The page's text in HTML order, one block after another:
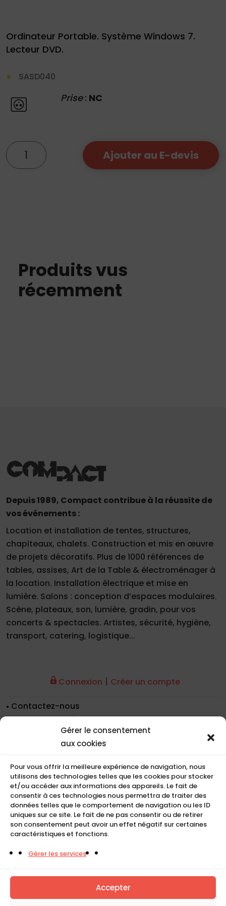
Gérer le consentement
aux cookies
Pour vous offrir la meilleure expérience de navigation, nous
utilisons des technologies telles que les cookies pour stocker
et/ou accéder aux informations des appareils. Le fait de
consentir à ces technologies nous permettra de traiter des
données telles que le comportement de navigation ou les ID
uniques sur ce site. Le fait de ne pas consentir ou de retirer
son consentement peut avoir un effet négatif sur certaines
caractéristiques et fonctions.
Gérer les services
Accepter
Ordinateur Portable. Système Windows 7.
Lecteur DVD.
SASD040
Prise : NC
quantité
de
Ajouter au E-devis
Produits vus
récemment
Depuis 1989, Compact contribue à la réussite de
vos événements :
Location et installation de tentes, structures,
chapiteaux, chalets. Construction et mis en œuvre
de projets décoratifs. Plus de 1000 références de
tables, assises, Art de la Table & électroménager à
la location. Installation électrique et mise en
lumière. Salons : conception d’espaces modulaires.
Scène, plateaux, son, lumière, gradin, pour vos
concerts & spectacles. Artistes, sécurité, hygiène,
transport, catering, logistique...
Connexion | Créer un compte
Contactez-nous
Nos coordonnées
Nos références
Recrutement
CGU
Mentions légales
Politique de cookies (UE)
COMPACT
5, Rue Ambroise Croizat
95195 BP30523
Goussainville Cedex Val d’Oise France.
Demande
devis
34
04